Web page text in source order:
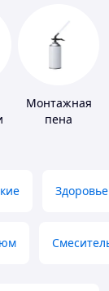
Монтажная
пена
Здоровье